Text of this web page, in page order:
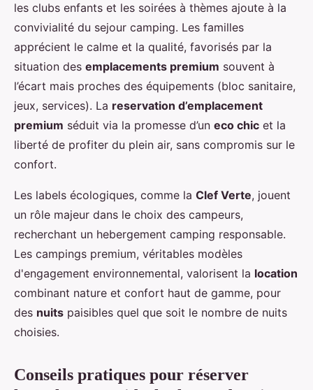
les clubs enfants et les soirées à thèmes ajoute à la
convivialité du sejour camping. Les familles
apprécient le calme et la qualité, favorisés par la
situation des emplacements premium souvent à
l’écart mais proches des équipements (bloc sanitaire,
jeux, services). La reservation d’emplacement
premium séduit via la promesse d’un eco chic et la
liberté de profiter du plein air, sans compromis sur le
confort.
Les labels écologiques, comme la Clef Verte, jouent
un rôle majeur dans le choix des campeurs,
recherchant un hebergement camping responsable.
Les campings premium, véritables modèles
d'engagement environnemental, valorisent la location
combinant nature et confort haut de gamme, pour
des nuits paisibles quel que soit le nombre de nuits
choisies.
Conseils pratiques pour réserver